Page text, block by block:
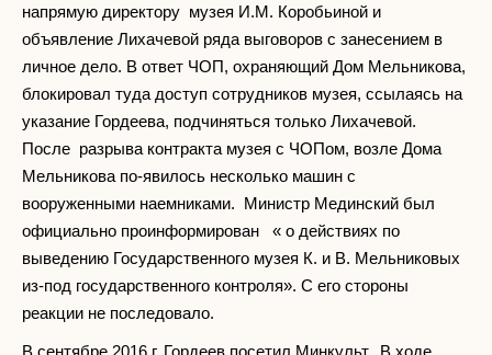
напрямую директору музея И.М. Коробьиной и
объявление Лихачевой ряда выговоров с занесением в
личное дело. В ответ ЧОП, охраняющий Дом Мельникова,
блокировал туда доступ сотрудников музея, ссылаясь на
указание Гордеева, подчиняться только Лихачевой.
После разрыва контракта музея с ЧОПом, возле Дома
Мельникова по-явилось несколько машин с
вооруженными наемниками. Министр Мединский был
официально проинформирован « о действиях по
выведению Государственного музея К. и В. Мельниковых
из-под государственного контроля». С его стороны
реакции не последовало.
В сентябре 2016 г. Гордеев посетил Минкульт. В ходе